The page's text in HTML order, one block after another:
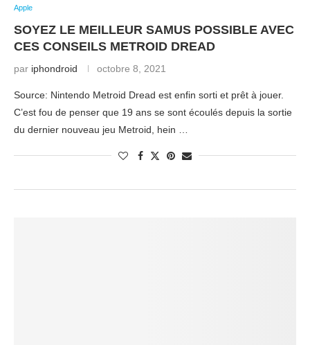
Apple
SOYEZ LE MEILLEUR SAMUS POSSIBLE AVEC
CES CONSEILS METROID DREAD
par iphondroid octobre 8, 2021
Source: Nintendo Metroid Dread est enfin sorti et prêt à jouer.
C’est fou de penser que 19 ans se sont écoulés depuis la sortie
du dernier nouveau jeu Metroid, hein …